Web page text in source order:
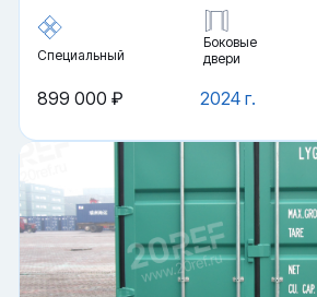
Специальный
Боковые
двери
2024 г.
899 000 ₽